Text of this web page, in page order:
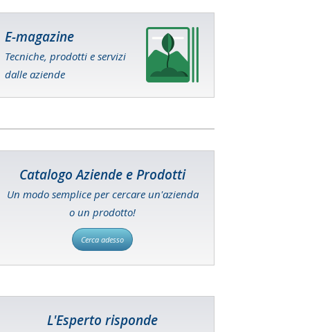
E-magazine
Tecniche, prodotti e servizi
dalle aziende
Catalogo Aziende e Prodotti
Un modo semplice per cercare un'azienda
o un prodotto!
Cerca adesso
L'Esperto risponde